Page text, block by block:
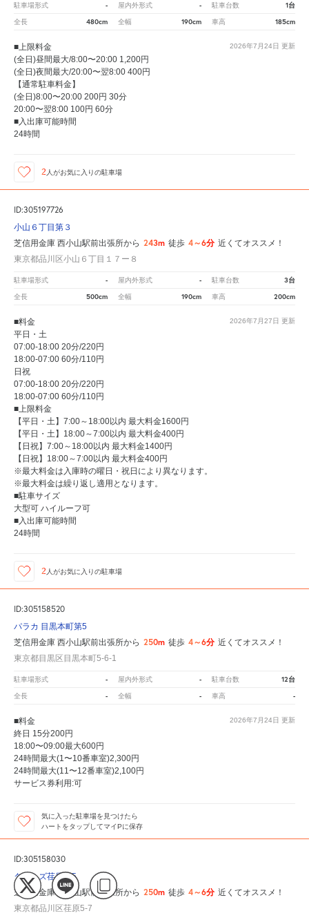
駐車場形式 - 屋内外形式 - 駐車台数 1台
全長 480cm 全幅 190cm 車高 185cm
2026年7月24日 更新
■上限料金
(全日)昼間最大/8:00〜20:00 1,200円
(全日)夜間最大/20:00〜翌8:00 400円
【通常駐車料金】
(全日)8:00〜20:00 200円 30分
20:00〜翌8:00 100円 60分
■入出庫可能時間
24時間
2 人がお気に入りの駐車場
ID:305197726
小山６丁目第３
芝信用金庫 西小山駅前出張所から 243m 徒歩 4～6分 近くてオススメ！
東京都品川区小山６丁目１７ー８
駐車場形式 - 屋内外形式 - 駐車台数 3台
全長 500cm 全幅 190cm 車高 200cm
2026年7月27日 更新
■料金
平日・土
07:00-18:00 20分/220円
18:00-07:00 60分/110円
日祝
07:00-18:00 20分/220円
18:00-07:00 60分/110円
■上限料金
【平日・土】7:00～18:00以内 最大料金1600円
【平日・土】18:00～7:00以内 最大料金400円
【日祝】7:00～18:00以内 最大料金1400円
【日祝】18:00～7:00以内 最大料金400円
※最大料金は入庫時の曜日・祝日により異なります。
※最大料金は繰り返し適用となります。
■駐車サイズ
大型可 ハイルーフ可
■入出庫可能時間
24時間
2 人がお気に入りの駐車場
ID:305158520
パラカ 目黒本町第5
芝信用金庫 西小山駅前出張所から 250m 徒歩 4～6分 近くてオススメ！
東京都目黒区目黒本町5-6-1
駐車場形式 - 屋内外形式 - 駐車台数 12台
全長 - 全幅 - 車高 -
2026年7月24日 更新
■料金
終日 15分200円
18:00〜09:00最大600円
24時間最大(1〜10番車室)2,300円
24時間最大(11〜12番車室)2,100円
サービス券利用:可
気に入った駐車場を見つけたら
ハートをタップしてマイPに保存
ID:305158030
タイムズ荏原第5
芝信用金庫 西小山駅前出張所から 250m 徒歩 4～6分 近くてオススメ！
東京都品川区荏原5-7